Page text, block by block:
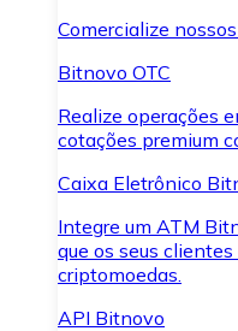
Comercialize
Bitnovo OTC
Realize operações
cotações premium
Caixa Eletrônico
Integre um ATM
que os seus
criptomoedas.
API Bitnovo